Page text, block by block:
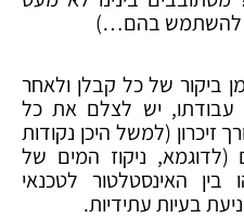
להשתמש בהם…)
ביקור של כל קבלן ולאחר
יש לצלם את כל
זיכרון (למשל היכן נקודות
ניקוז המים של
בין האינסטלטור לטכנאי
בעיות עתידיות.